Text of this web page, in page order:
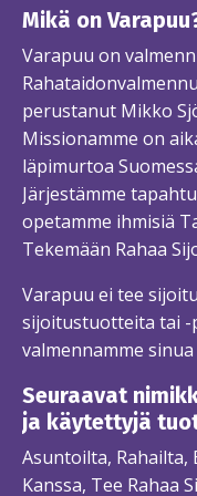
Mikä on
Varapuu on
perustanut Mikko
Missionamme on
läpimurtoa
Järjestämme
opetamme ihmisiä
Tekemään Rahaa
Varapuu ei tee
sijoitustuotteita tai -
valmennamme
Seuraavat
ja käytettyjä
Asuntoilta, Rahailta,
Kanssa, Tee Rahaa